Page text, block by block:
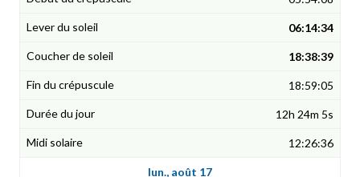
06:14:34
18:38:39
18:59:05
12h 24m 5s
12:26:36
lun., août 17